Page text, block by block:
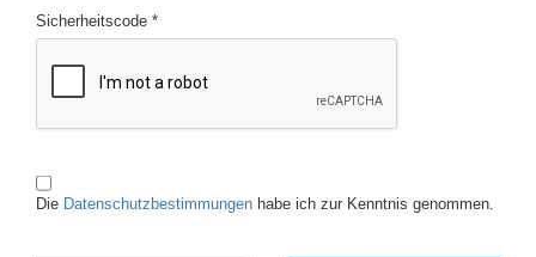
Sicherheitscode
DATENSCHUTZBESTIMMUNGEN
Die Datenschutzbestimmungen habe ich zur Kenntnis genommen.